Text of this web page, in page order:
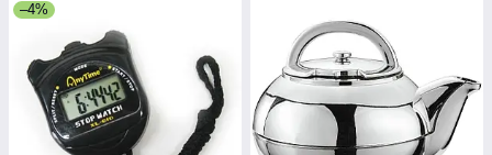
–4%